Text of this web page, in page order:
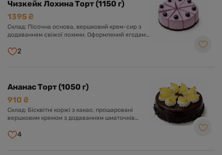
Чизкейк Лохина Торт (1150 г)
1395 ₴
Склад: Пісочна основа, вершковий крем-сир з
додаванням свіжої лохини. Оформлений ягодами
2
Ананас Торт (1050 г)
910 ₴
Склад: Бісквітні коржі з какао, прошаровані
вершковим кремом з додаванням шматочків
вершковим кремом та шматочками ананаса.
4